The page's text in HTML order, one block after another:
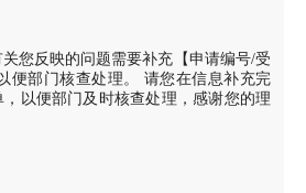
您反映的问题需要补充【申请编号/受
便部门核查处理。 请您在信息补充完
以便部门及时核查处理，感谢您的理